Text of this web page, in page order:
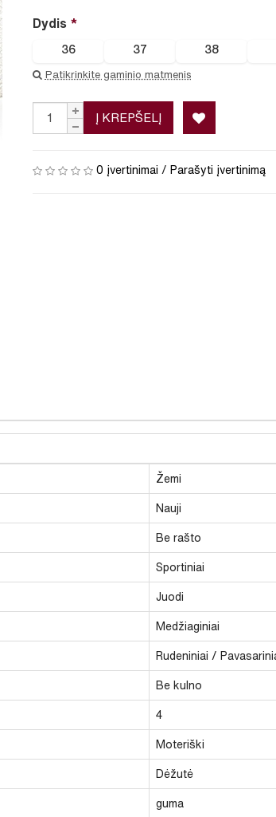
Dydis
36 37 38
Patikrinkite gaminio matmenis
Į KREPŠELĮ
0 įvertinimai / Parašyti įvertinimą
Žemi
Nauji
Be rašto
Sportiniai
Juodi
Medžiaginiai
Rudeniniai /
Be kulno
4
Moteriški
Dėžutė
guma